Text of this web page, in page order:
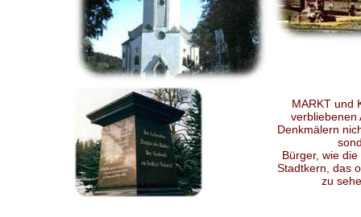
MARKT und
verbliebenen
Denkmälern
Bürger, wie
Stadtkern, das
zu